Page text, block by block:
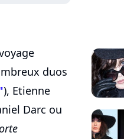
duos
), Etienne
Darc ou